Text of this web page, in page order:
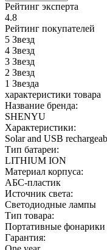
Рейтинг эксперта
4.8
Рейтинг покупателей
5 Звезд
4 Звезд
3 Звезд
2 Звезд
1 Звезда
характеристики товара
Название бренда:
SHENYU
Характеристики:
Solar and USB
Тип батареи:
LITHIUM ION
Материал корпуса:
АБС-пластик
Источник света:
Светодиодные лампы
Тип товара:
Портативные фонарики
Гарантия: